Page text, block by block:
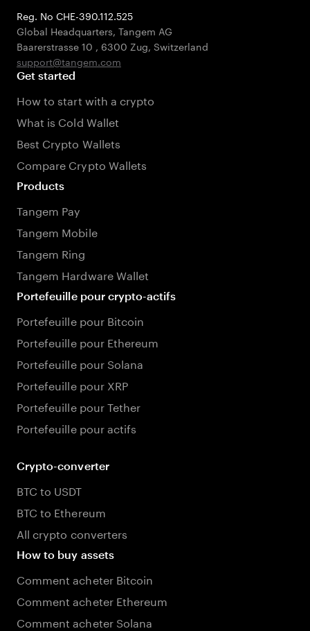
Reg. No CHE-390.112.525
Global Headquarters, Tangem AG
Baarerstrasse 10 , 6300 Zug, Switzerland
support@tangem.com
Get started
How to start with a crypto
What is Cold Wallet
Best Crypto Wallets
Compare Crypto Wallets
Products
Tangem Pay
Tangem Mobile
Tangem Ring
Tangem Hardware Wallet
Portefeuille pour crypto-actifs
Portefeuille pour Bitcoin
Portefeuille pour Ethereum
Portefeuille pour Solana
Portefeuille pour XRP
Portefeuille pour Tether
Portefeuille pour actifs
Crypto-converter
BTC to USDT
BTC to Ethereum
All crypto converters
How to buy assets
Comment acheter Bitcoin
Comment acheter Ethereum
Comment acheter Solana